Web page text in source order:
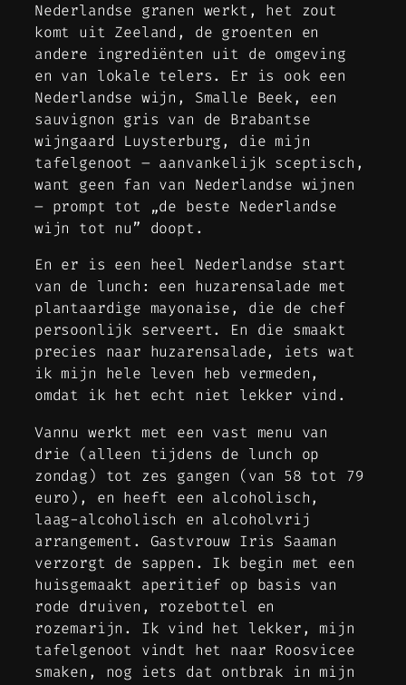
Nederlandse granen werkt, het zout
komt uit Zeeland, de groenten en
andere ingrediënten uit de omgeving
en van lokale telers. Er is ook een
Nederlandse wijn, Smalle Beek, een
sauvignon gris van de Brabantse
wijngaard Luysterburg, die mijn
tafelgenoot – aanvankelijk sceptisch,
want geen fan van Nederlandse wijnen
– prompt tot „de beste Nederlandse
wijn tot nu” doopt.
En er is een heel Nederlandse start
van de lunch: een huzarensalade met
plantaardige mayonaise, die de chef
persoonlijk serveert. En die smaakt
precies naar huzarensalade, iets wat
ik mijn hele leven heb vermeden,
omdat ik het echt niet lekker vind.
Vannu werkt met een vast menu van
drie (alleen tijdens de lunch op
zondag) tot zes gangen (van 58 tot 79
euro), en heeft een alcoholisch,
laag-alcoholisch en alcoholvrij
arrangement. Gastvrouw Iris Saaman
verzorgt de sappen. Ik begin met een
huisgemaakt aperitief op basis van
rode druiven, rozebottel en
rozemarijn. Ik vind het lekker, mijn
tafelgenoot vindt het naar Roosvicee
smaken, nog iets dat ontbrak in mijn